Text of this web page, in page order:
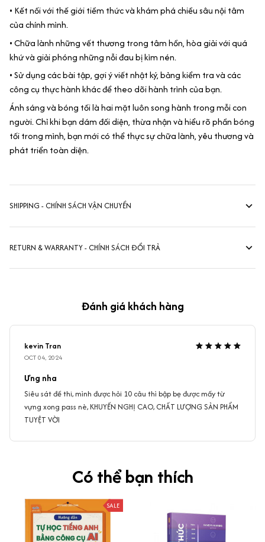
• Kết nối với thế giới tiềm thức và khám phá chiều sâu nội tâm
của chính mình.
• Chữa lành những vết thương trong tâm hồn, hòa giải với quá
khứ và giải phóng những nỗi đau bị kìm nén.
• Sử dụng các bài tập, gợi ý viết nhật ký, bảng kiểm tra và các
công cụ thực hành khác để theo dõi hành trình của bạn.
Ánh sáng và bóng tối là hai mặt luôn song hành trong mỗi con
người. Chỉ khi bạn dám đối diện, thừa nhận và hiểu rõ phần bóng
tối trong mình, bạn mới có thể thực sự chữa lành, yêu thương và
phát triển toàn diện.
SHIPPING - CHÍNH SÁCH VẬN CHUYỂN
RETURN & WARRANTY - CHÍNH SÁCH ĐỔI TRẢ
Đánh giá khách hàng
kevin Tran
OCT 04, 2024
Ưng nha
Siêu sát đề thi, mình được hỏi 10 câu thì bập bẹ được mấy từ
vựng xong pass nè, KHUYẾN NGHỊ CAO, CHẤT LƯỢNG SẢN PHẨM
TUYỆT VỜI
Có thể bạn thích
SALE